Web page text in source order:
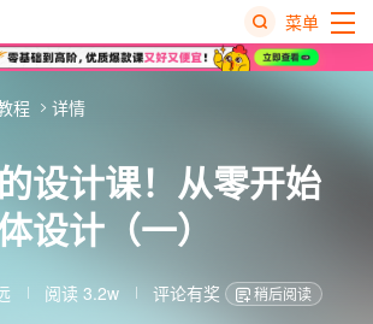
菜单
设计课！从零开始
设计（一）
阅读 3.2w 评论有奖 稍后阅读
程 详情